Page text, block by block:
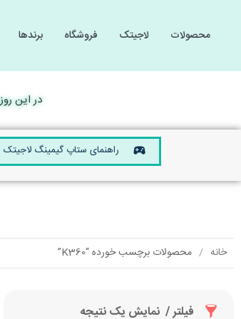
محصولات
کامپیوتر و لپ تاپ
موبایل و تبلت
لاجیتک فروشگاه برندها
کامپیوتر و لپ تاپ
موبایل و تبلت
در این
راهنمای ستاپ گیمینگ لاجیتک
خانه محصولات برچسب خورده “K360”
فیلتر نمایش یک نتیجه